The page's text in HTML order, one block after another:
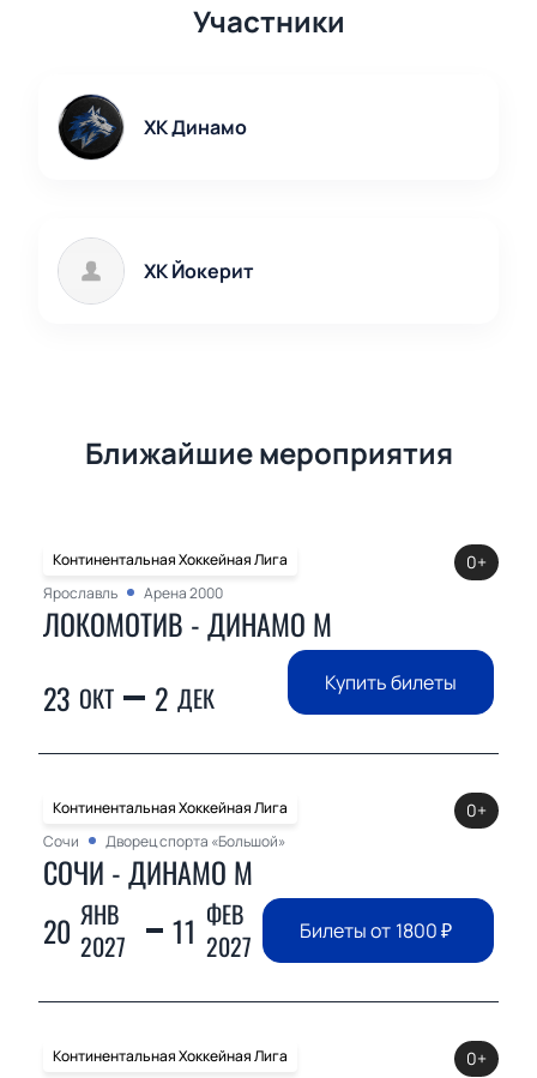
Участники
ХК Динамо
ХК Йокерит
Ближайшие мероприятия
Континентальная Хоккейная Лига
Ярославль
Арена 2000
ЛОКОМОТИВ - ДИНАМО М
23 ОКТ 2 ДЕК
0+
Купить билеты
Континентальная Хоккейная Лига
Сочи
Дворец спорта «Большой»
СОЧИ - ДИНАМО М
20 ЯНВ
2027
11 ФЕВ
2027
0+
Билеты от 1800₽
Континентальная Хоккейная Лига
0+